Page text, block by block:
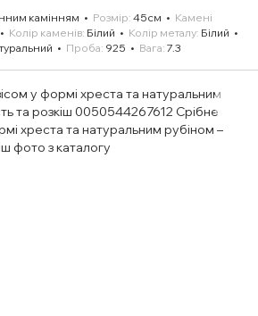
камінням Розмір 45см
Камені
Колір каменів Білий Колір металу Білий
Проба 925 Вага 7.3